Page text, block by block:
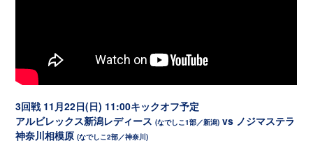
3回戦 11月22日(日) 11:00キックオフ予定
アルビレックス新潟レディース(なでしこ1部／新潟) vs ノジマステラ
神奈川相模原(なでしこ2部／神奈川)